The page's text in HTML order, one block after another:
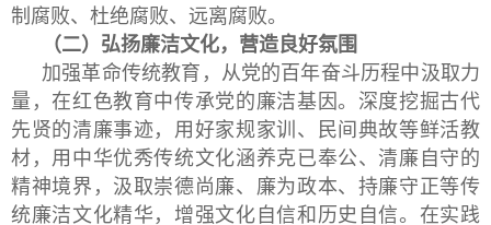
制腐败、杜绝腐败、远离腐败。
（二）弘扬廉洁文化，营造良好氛围
加强革命传统教育，从党的百年奋斗历程中汲取力
量，在红色教育中传承党的廉洁基因。深度挖掘古代
先贤的清廉事迹，用好家规家训、民间典故等鲜活教
材，用中华优秀传统文化涵养克已奉公、清廉自守的
精神境界，汲取崇德尚廉、廉为政本、持廉守正等传
统廉洁文化精华，增强文化自信和历史自信。在实践